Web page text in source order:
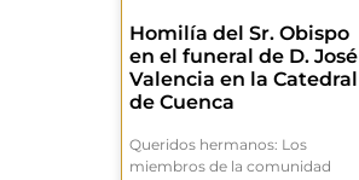
Homilía del Sr. Obispo
en el funeral de D. José
Valencia en la Catedral
de Cuenca
Queridos hermanos: Los
miembros de la comunidad